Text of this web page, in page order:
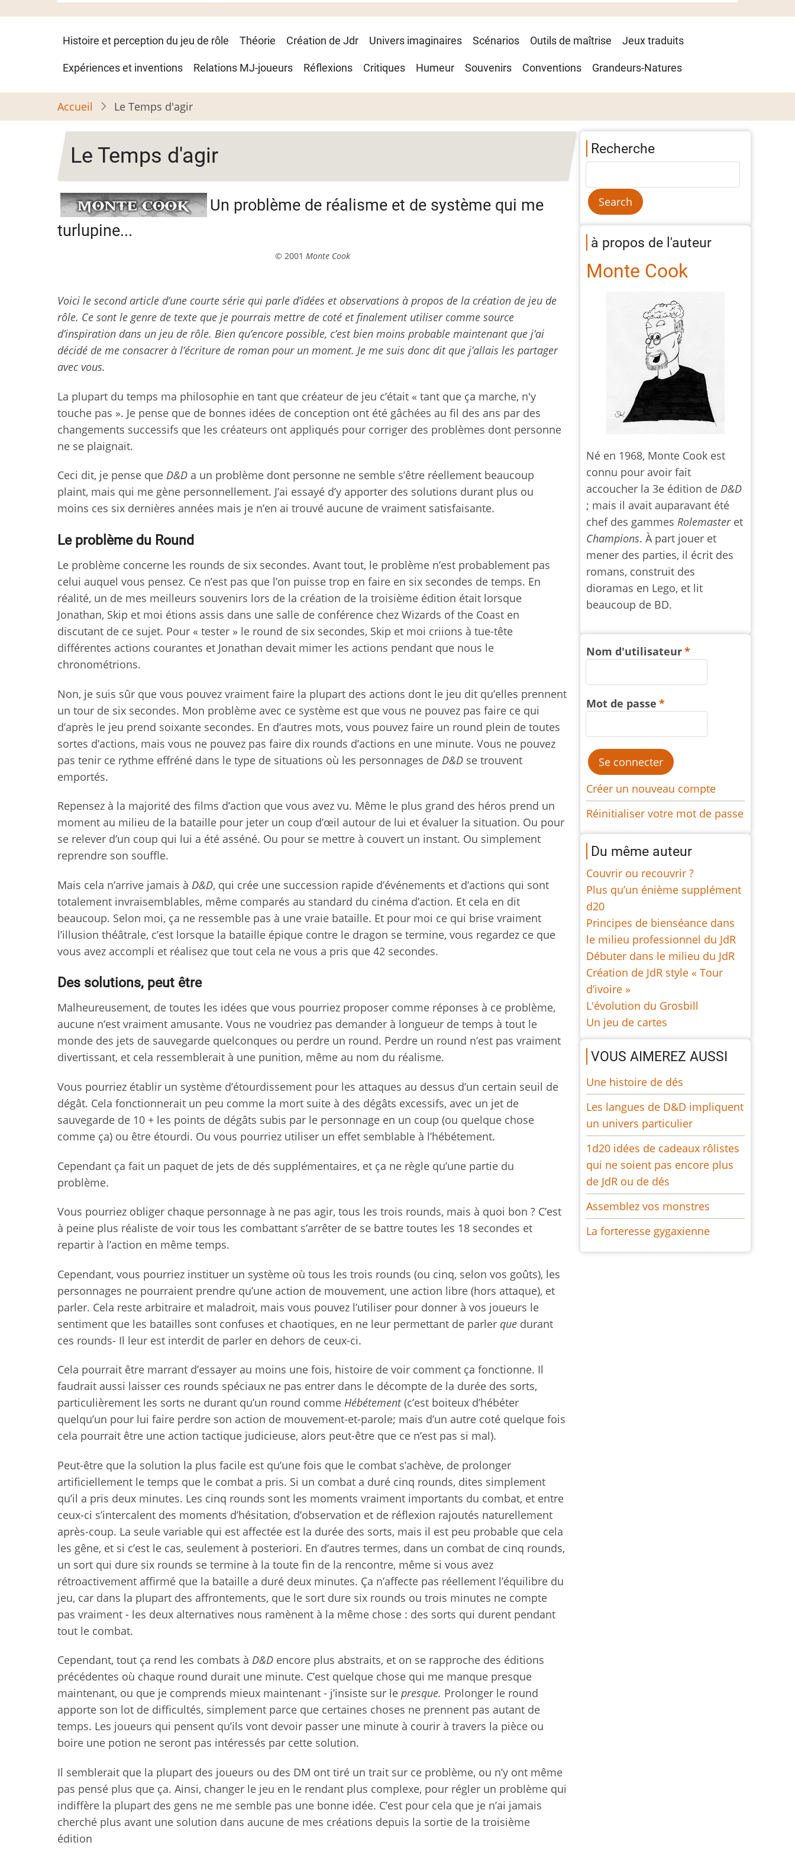
Navigation
principale
Histoire et perception du jeu de rôle Théorie Création de Jdr Univers imaginaires Scénarios Outils de maîtrise Jeux traduits
Expériences et inventions Relations MJ-joueurs Réflexions Critiques Humeur Souvenirs Conventions Grandeurs-Natures
Accueil Le Temps d'agir
Le Temps d'agir
Un problème de réalisme et de système qui me
turlupine...
© 2001 Monte Cook
Voici le second article d’une courte série qui parle d’idées et observations à propos de la création de jeu de
rôle. Ce sont le genre de texte que je pourrais mettre de coté et finalement utiliser comme source
d’inspiration dans un jeu de rôle. Bien qu’encore possible, c’est bien moins probable maintenant que j’ai
décidé de me consacrer à l’écriture de roman pour un moment. Je me suis donc dit que j’allais les partager
avec vous.
La plupart du temps ma philosophie en tant que créateur de jeu c’était « tant que ça marche, n'y
touche pas ». Je pense que de bonnes idées de conception ont été gâchées au fil des ans par des
changements successifs que les créateurs ont appliqués pour corriger des problèmes dont personne
ne se plaignait.
Ceci dit, je pense que D&D a un problème dont personne ne semble s’être réellement beaucoup
plaint, mais qui me gène personnellement. J’ai essayé d’y apporter des solutions durant plus ou
moins ces six dernières années mais je n’en ai trouvé aucune de vraiment satisfaisante.
Le problème du Round
Le problème concerne les rounds de six secondes. Avant tout, le problème n’est probablement pas
celui auquel vous pensez. Ce n’est pas que l’on puisse trop en faire en six secondes de temps. En
réalité, un de mes meilleurs souvenirs lors de la création de la troisième édition était lorsque
Jonathan, Skip et moi étions assis dans une salle de conférence chez Wizards of the Coast en
discutant de ce sujet. Pour « tester » le round de six secondes, Skip et moi criions à tue-tête
différentes actions courantes et Jonathan devait mimer les actions pendant que nous le
chronométrions.
Non, je suis sûr que vous pouvez vraiment faire la plupart des actions dont le jeu dit qu’elles prennent
un tour de six secondes. Mon problème avec ce système est que vous ne pouvez pas faire ce qui
d’après le jeu prend soixante secondes. En d’autres mots, vous pouvez faire un round plein de toutes
sortes d’actions, mais vous ne pouvez pas faire dix rounds d’actions en une minute. Vous ne pouvez
pas tenir ce rythme effréné dans le type de situations où les personnages de D&D se trouvent
emportés.
Repensez à la majorité des films d’action que vous avez vu. Même le plus grand des héros prend un
moment au milieu de la bataille pour jeter un coup d’œil autour de lui et évaluer la situation. Ou pour
se relever d’un coup qui lui a été asséné. Ou pour se mettre à couvert un instant. Ou simplement
reprendre son souffle.
Mais cela n’arrive jamais à D&D, qui crée une succession rapide d’événements et d’actions qui sont
totalement invraisemblables, même comparés au standard du cinéma d’action. Et cela en dit
beaucoup. Selon moi, ça ne ressemble pas à une vraie bataille. Et pour moi ce qui brise vraiment
l’illusion théâtrale, c’est lorsque la bataille épique contre le dragon se termine, vous regardez ce que
vous avez accompli et réalisez que tout cela ne vous a pris que 42 secondes.
Des solutions, peut être
Malheureusement, de toutes les idées que vous pourriez proposer comme réponses à ce problème,
aucune n’est vraiment amusante. Vous ne voudriez pas demander à longueur de temps à tout le
monde des jets de sauvegarde quelconques ou perdre un round. Perdre un round n’est pas vraiment
divertissant, et cela ressemblerait à une punition, même au nom du réalisme.
Vous pourriez établir un système d’étourdissement pour les attaques au dessus d’un certain seuil de
dégât. Cela fonctionnerait un peu comme la mort suite à des dégâts excessifs, avec un jet de
sauvegarde de 10 + les points de dégâts subis par le personnage en un coup (ou quelque chose
comme ça) ou être étourdi. Ou vous pourriez utiliser un effet semblable à l’hébétement.
Cependant ça fait un paquet de jets de dés supplémentaires, et ça ne règle qu’une partie du
problème.
Vous pourriez obliger chaque personnage à ne pas agir, tous les trois rounds, mais à quoi bon ? C’est
à peine plus réaliste de voir tous les combattant s’arrêter de se battre toutes les 18 secondes et
repartir à l’action en même temps.
Cependant, vous pourriez instituer un système où tous les trois rounds (ou cinq, selon vos goûts), les
personnages ne pourraient prendre qu’une action de mouvement, une action libre (hors attaque), et
parler. Cela reste arbitraire et maladroit, mais vous pouvez l’utiliser pour donner à vos joueurs le
sentiment que les batailles sont confuses et chaotiques, en ne leur permettant de parler que durant
ces rounds- Il leur est interdit de parler en dehors de ceux-ci.
Cela pourrait être marrant d’essayer au moins une fois, histoire de voir comment ça fonctionne. Il
faudrait aussi laisser ces rounds spéciaux ne pas entrer dans le décompte de la durée des sorts,
particulièrement les sorts ne durant qu’un round comme Hébétement(c’est boiteux d’hébéter
quelqu’un pour lui faire perdre son action de mouvement-et-parole; mais d’un autre coté quelque fois
cela pourrait être une action tactique judicieuse, alors peut-être que ce n’est pas si mal).
Peut-être que la solution la plus facile est qu’une fois que le combat s’achève, de prolonger
artificiellement le temps que le combat a pris. Si un combat a duré cinq rounds, dites simplement
qu’il a pris deux minutes. Les cinq rounds sont les moments vraiment importants du combat, et entre
ceux-ci s’intercalent des moments d’hésitation, d’observation et de réflexion rajoutés naturellement
après-coup. La seule variable qui est affectée est la durée des sorts, mais il est peu probable que cela
les gêne, et si c’est le cas, seulement à posteriori. En d’autres termes, dans un combat de cinq rounds,
un sort qui dure six rounds se termine à la toute fin de la rencontre, même si vous avez
rétroactivement affirmé que la bataille a duré deux minutes. Ça n’affecte pas réellement l’équilibre du
jeu, car dans la plupart des affrontements, que le sort dure six rounds ou trois minutes ne compte
pas vraiment - les deux alternatives nous ramènent à la même chose : des sorts qui durent pendant
tout le combat.
Cependant, tout ça rend les combats à D&D encore plus abstraits, et on se rapproche des éditions
précédentes où chaque round durait une minute. C’est quelque chose qui me manque presque
maintenant, ou que je comprends mieux maintenant - j’insiste sur le presque. Prolonger le round
apporte son lot de difficultés, simplement parce que certaines choses ne prennent pas autant de
temps. Les joueurs qui pensent qu’ils vont devoir passer une minute à courir à travers la pièce ou
boire une potion ne seront pas intéressés par cette solution.
Il semblerait que la plupart des joueurs ou des DM ont tiré un trait sur ce problème, ou n’y ont même
pas pensé plus que ça. Ainsi, changer le jeu en le rendant plus complexe, pour régler un problème qui
indiffère la plupart des gens ne me semble pas une bonne idée. C’est pour cela que je n’ai jamais
cherché plus avant une solution dans aucune de mes créations depuis la sortie de la troisième
édition
Recherche
à propos de l'auteur
Monte Cook
Né en 1968, Monte Cook est
connu pour avoir fait
accoucher la 3e édition de D&D
; mais il avait auparavant été
chef des gammes Rolemasteret
Champions. À part jouer et
mener des parties, il écrit des
romans, construit des
dioramas en Lego, et lit
beaucoup de BD.
Nom d'utilisateur
Mot de passe
Créer un nouveau compte
Réinitialiser votre mot de passe
Du même auteur
Couvrir ou recouvrir ?
Plus qu’un énième supplément
d20
Principes de bienséance dans
le milieu professionnel du JdR
Débuter dans le milieu du JdR
Création de JdR style « Tour
d’ivoire »
L'évolution du Grosbill
Un jeu de cartes
VOUS AIMEREZ AUSSI
Une histoire de dés
Les langues de D&D impliquent
un univers particulier
1d20 idées de cadeaux rôlistes
qui ne soient pas encore plus
de JdR ou de dés
Assemblez vos monstres
La forteresse gygaxienne